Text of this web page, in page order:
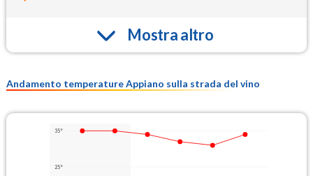
Mostra altro
Andamento temperature Appiano sulla strada del vino
35°
25°